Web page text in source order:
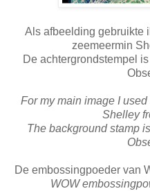
Als afbeelding gebruikte
zeemeermin
De achtergrondstempel
For my main image I
Shelley
The background stamp
De embossingpoeder van
WOW